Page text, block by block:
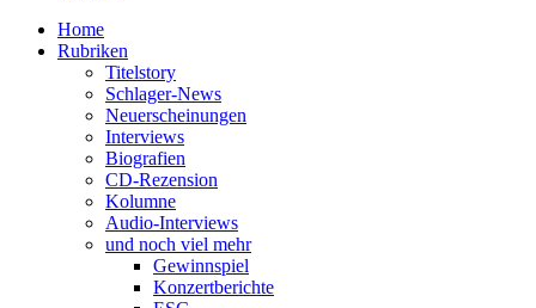
Home
Rubriken
Titelstory
Schlager-News
Neuerscheinungen
Interviews
Biografien
CD-Rezension
Kolumne
Audio-Interviews
und noch viel mehr
Gewinnspiel
Konzertberichte